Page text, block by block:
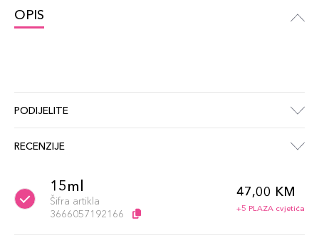
OPIS
PODIJELITE
RECENZIJE
15ml
Šifra artikla
3666057192166
47,00 KM
+5 PLAZA cvjetića